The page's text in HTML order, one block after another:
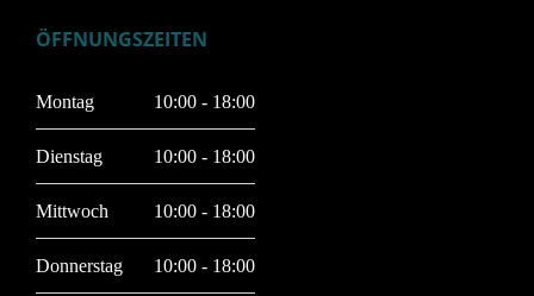
ÖFFNUNGSZEITEN
Montag 10:00 - 18:00
Dienstag 10:00 - 18:00
Mittwoch 10:00 - 18:00
Donnerstag 10:00 - 18:00